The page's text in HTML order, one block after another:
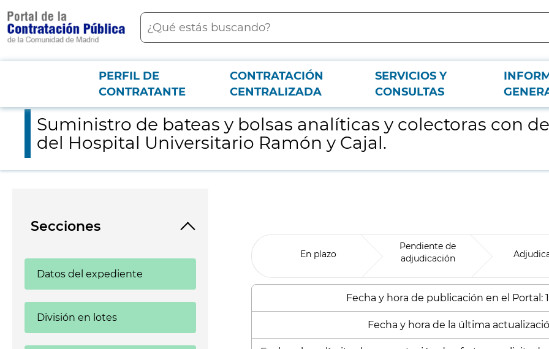
contenido
principal
Buscar
Menú PCON
PERFIL DE
CONTRATANTE
CONTRATACIÓN
CENTRALIZADA
SERVICIOS Y
CONSULTAS
Suministro de bateas y bolsas analíticas y colectoras con destino a varios servicios del Hospital Universitario Ramón y Cajal.
Suministro de bateas y bolsas analíticas y colectoras con
del Hospital Universitario Ramón y Cajal.
Secciones
Datos del expediente
División en lotes
En plazo
Pendiente de
adjudicación
Fecha y hora de publicación en el Portal:
Fecha y hora de la última